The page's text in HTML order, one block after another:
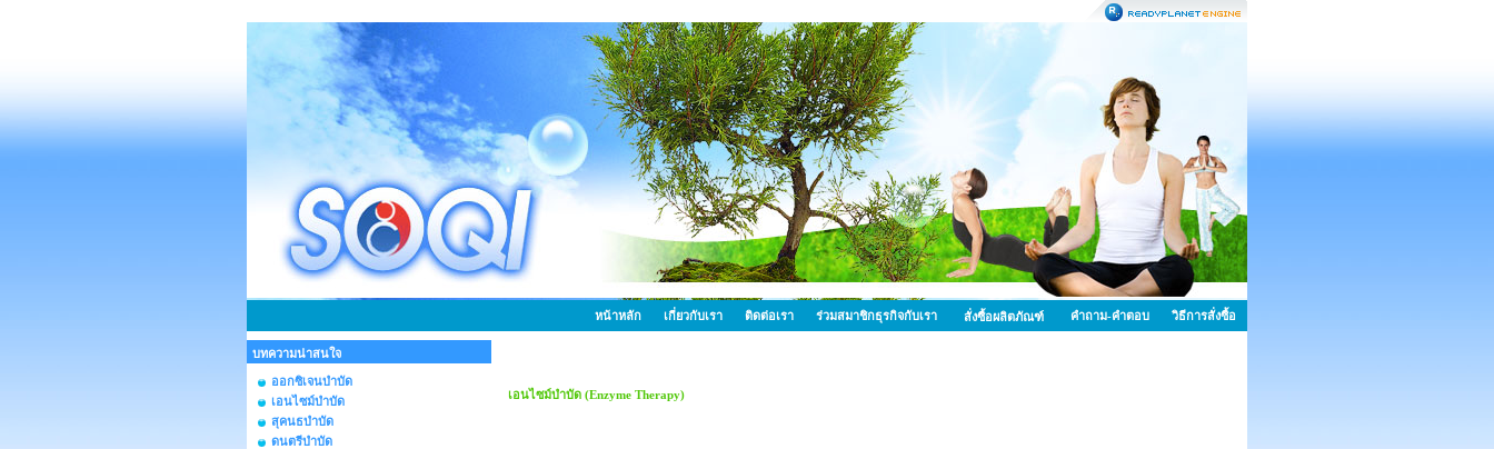
หน้าหลัก เกี่ยวกับเรา ติดต่อเรา ร่วมสมาชิกธุรกิจกับเรา สั่งซื้อผลิตภัณฑ์ คำถาม-คำตอบ วิธีการสั่งซื้อ
บทความน่าสนใจ
ออกซิเจนบำบัด
เอนไซม์บำบัด
สุคนธบำบัด
ดนตรีบำบัด
เอนไซม์บำบัด (Enzyme Therapy)